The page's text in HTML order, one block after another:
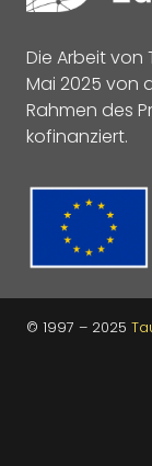
Die Arbeit von
Mai 2025 von
Rahmen des
kofinanziert.
© 1997 – 2025